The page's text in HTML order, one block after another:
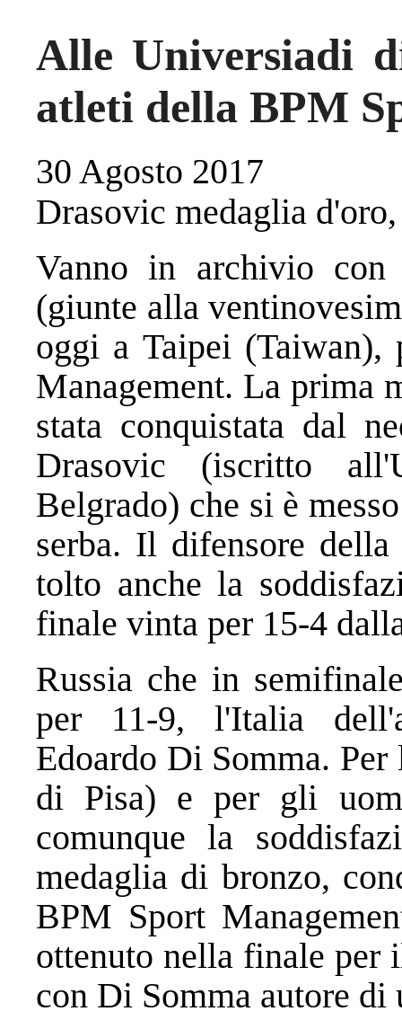
Alle Universiadi
atleti della BPM
30 Agosto 2017
Drasovic medaglia
Vanno in archivio con
(giunte alla
oggi a Taipei
Management. La prima
stata conquistata dal
Drasovic (iscritto
Belgrado) che si è
serba. Il difensore
tolto anche la
finale vinta per 15-4
Russia che in
per 11-9, l'Italia
Edoardo Di Somma.
di Pisa) e per gli
comunque la
medaglia di bronzo,
BPM Sport
ottenuto nella finale per
con Di Somma autore di